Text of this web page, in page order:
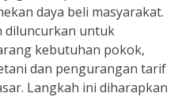
daya beli masyarakat.
diluncurkan untuk
kebutuhan pokok,
dan pengurangan tarif
Langkah ini diharapkan